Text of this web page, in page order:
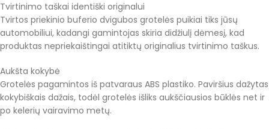
Tvirtinimo taškai identiški originalui
Tvirtos priekinio buferio dvigubos grotelės puikiai tiks jūsų
automobiliui, kadangi gamintojas skiria didžiulį dėmesį, kad
produktas nepriekaištingai atitiktų originalius tvirtinimo taškus.
Aukšta kokybė
Grotelės pagamintos iš patvaraus ABS plastiko. Paviršius dažytas
kokybiškais dažais, todėl grotelės išliks aukščiausios būklės net ir
po kelerių vairavimo metų.